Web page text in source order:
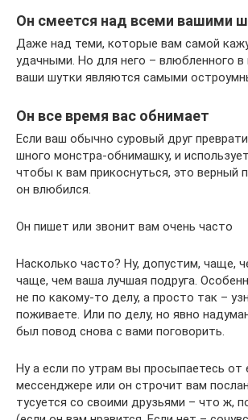
Он смеется над всеми вашими
Даже над теми, которые вам самой
удачными. Но для него – влюбленного в
ваши шутки являются самыми
Он все время вас обнимает
Если ваш обычно суровый друг
шного монстра-обнимашку, и
чтобы к вам прикоснуться, это верный
он влюбился.
Он пишет или звонит вам очень часто
Насколько часто? Ну, допустим, чаще,
чаще, чем ваша лучшая подруга.
не по какому-то делу, а просто так –
поживаете. Или по делу, но явно
был повод снова с вами поговорить.
Ну а если по утрам вы просыпаетесь от
мессенджере или он строчит вам
тусуется со своими друзьями – что ж,